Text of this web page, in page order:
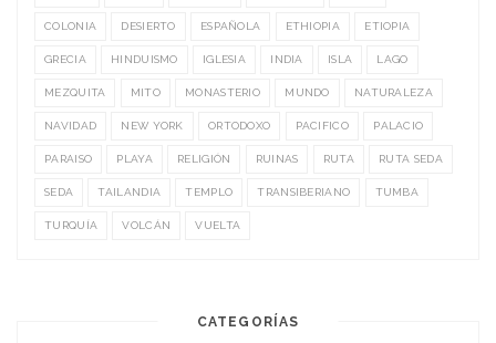
COLONIA DESIERTO ESPAÑOLA ETHIOPIA ETIOPIA
GRECIA HINDUISMO IGLESIA INDIA ISLA LAGO
MEZQUITA MITO MONASTERIO MUNDO NATURALEZA
NAVIDAD NEW YORK ORTODOXO PACIFICO PALACIO
PARAISO PLAYA RELIGIÓN RUINAS RUTA RUTA SEDA
SEDA TAILANDIA TEMPLO TRANSIBERIANO TUMBA
TURQUÍA VOLCÁN VUELTA
CATEGORÍAS